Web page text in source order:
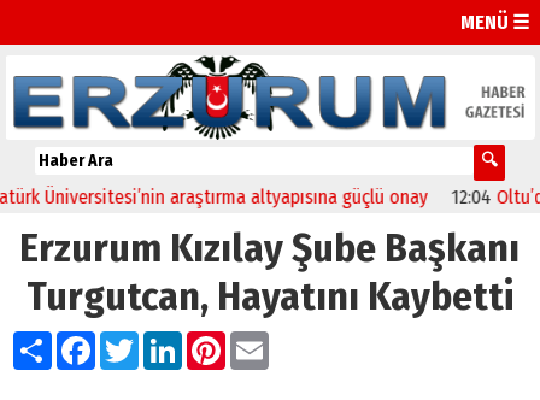
MENÜ ☰
Üniversitesi’nin araştırma altyapısına güçlü onay 12:04 Oltu’da
Erzurum Kızılay Şube Başkanı
Turgutcan, Hayatını Kaybetti
PaylaşFacebook
TwitterLinkedIn
Pinterest
Email